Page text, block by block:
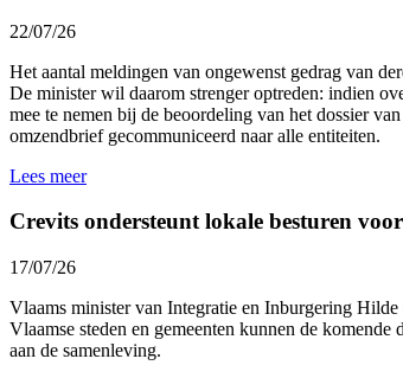
22/07/26
Het aantal meldingen van ongewenst gedrag van
De minister wil daarom strenger optreden: indien
mee te nemen bij de beoordeling van het dossier
omzendbrief gecommuniceerd naar alle entiteiten.
Lees meer
Crevits ondersteunt lokale besturen
17/07/26
Vlaams minister van Integratie en Inburgering
Vlaamse steden en gemeenten kunnen de
aan de samenleving.